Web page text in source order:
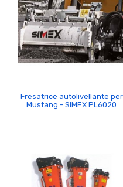
Fresatrice autolivellante per
Mustang - SIMEX PL6020